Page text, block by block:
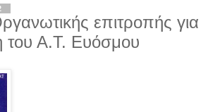
επιτροπής για
του Α.Τ. Ευόσμου